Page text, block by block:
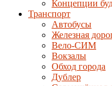
Концепции
Транспорт
Автобусы
Железная
Вело-СИМ
Вокзалы
Обход города
Дублер